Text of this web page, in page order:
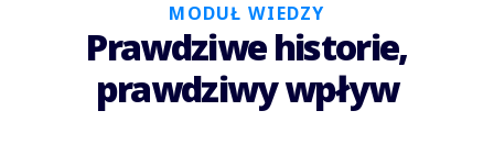
MODUŁ WIEDZY
Prawdziwe historie,
prawdziwy wpływ